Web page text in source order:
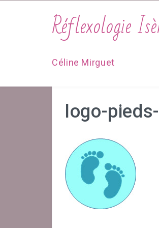
Réflexologie
Céline Mirguet
logo-